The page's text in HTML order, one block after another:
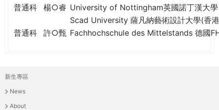
普通科
楊○睿 University of Nottingham英國諾丁漢大學
Scad University 薩凡納藝術設計大學(香
普通科
許○甄 Fachhochschule des Mittelstands 德國
主
選
新生專區
News
About